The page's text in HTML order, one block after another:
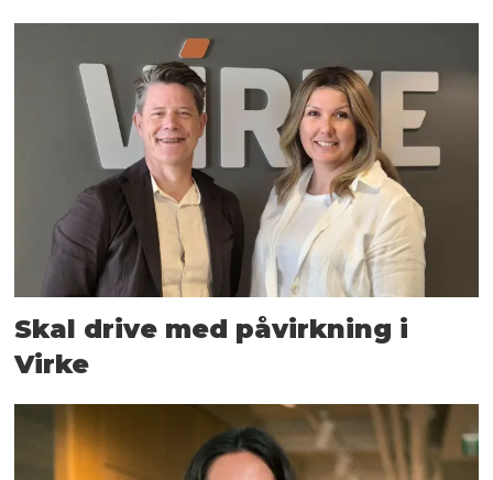
Skal drive med påvirkning i
Virke